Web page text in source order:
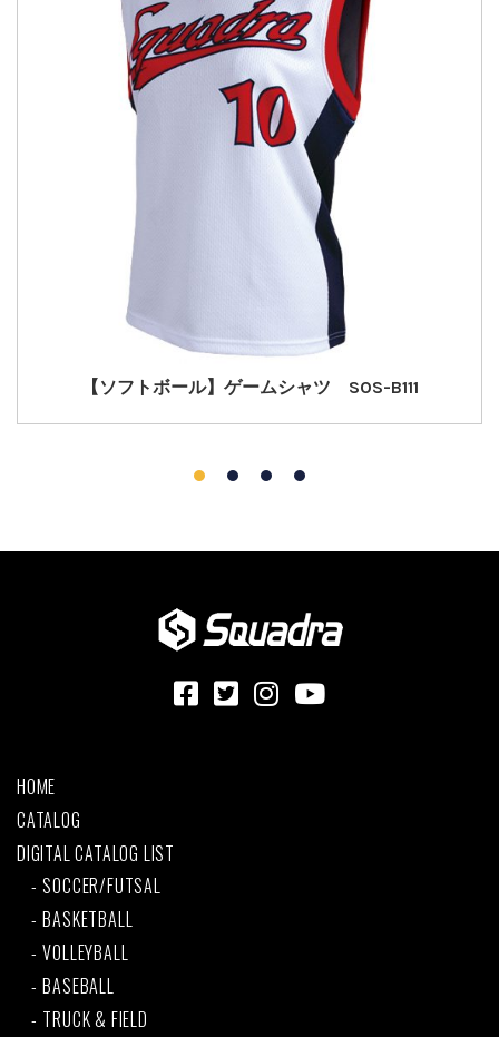
【ソフトボール】ゲームシャツ SOS-B111
HOME
CATALOG
DIGITAL CATALOG LIST
SOCCER/FUTSAL
BASKETBALL
VOLLEYBALL
BASEBALL
TRUCK & FIELD